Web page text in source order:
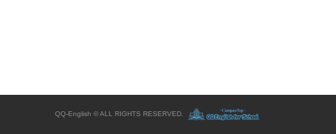
QQ-English © ALL RIGHTS RESERVED.